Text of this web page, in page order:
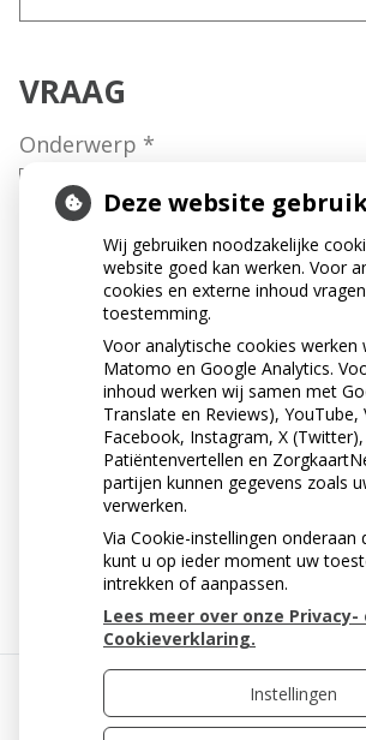
VRAAG
Onderwerp *
Volgende
Uw Zorg Online|
Deze website
Wij gebruiken noodzakelijke
website goed kan werken. Voor
cookies en externe inhoud
toestemming.
Voor analytische cookies
Matomo en Google Analytics.
inhoud werken wij samen met
Translate en Reviews), YouTube,
Facebook, Instagram, X
Patiëntenvertellen en
partijen kunnen gegevens zoals
verwerken.
Via Cookie-instellingen onderaan
kunt u op ieder moment uw
intrekken of aanpassen.
Lees meer over onze Privacy-
Cookieverklaring.
Instellingen